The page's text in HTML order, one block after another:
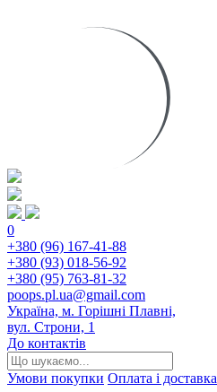
0
+380 (96) 167-41-88
+380 (93) 018-56-92
+380 (95) 763-81-32
poops.pl.ua@gmail.com
Україна, м. Горішні Плавні,
вул. Строни, 1
До контактів
Умови покупки Оплата і доставка